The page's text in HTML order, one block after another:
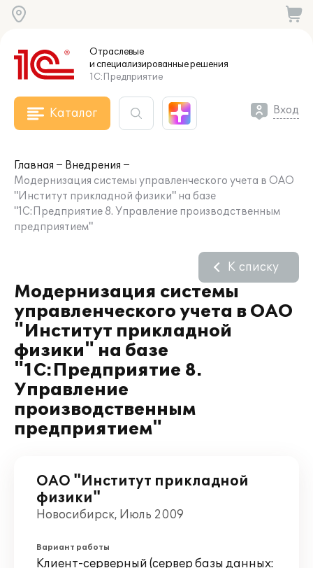
Отраслевые
и специализированныерешения
1С:Предприятие
Каталог Вход
Главная
Внедрения
Модернизация системы управленческого учета в ОАО
"Институт прикладной физики" на базе
"1С:Предприятие 8. Управление производственным
предприятием"
Модернизация системы
управленческого учета в ОАО
"Институт прикладной
физики" на базе
"1С:Предприятие 8.
Управление
производственным
предприятием"
К списку
ОАО "Институт прикладной
физики"
Новосибирск, Июль 2009
Вариант работы
Клиент-серверный (сервер базы данных: